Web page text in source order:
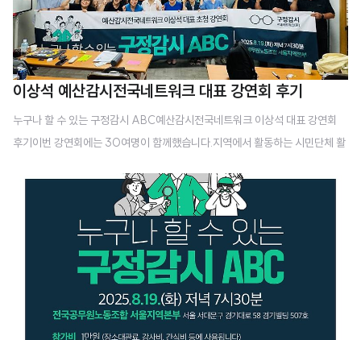
이상석 예산감시전국네트워크 대표 강연회 후기
누구나 할 수 있는 구정감시 ABC예산감시전국네트워크 이상석 대표 강연회
후기이번 강연회에는 30여명이 함께했습니다.지역에서 활동하는 시민단체 활
노한 주민들이 한자리에 모였습니다.강의는 이론보다 자치구의 예산 유용 사례
와 주민들이 직접 겪은 문제 해결 과정에 초점을 맞췄습니다. 참석자들이 궁금
해하는 점을 질문하면, 강사가 그 자리에서 바로 답변하며 사례 중심으로 풀어
나간 점이 인상적이었습니다.특히, 조례를 무시하고 제멋대로 예산을 집행하는
이성헌 서대문구청장 문제와 관련해 서대문 주민들의 질문이 이어졌습니다. 이
상석 대표는 30년 넘게 예산감시 활동을 해온 경험을 바탕으로 풍부하고 현실
적인 해법을 제시했습니다.이번 자리는 단순한 ..